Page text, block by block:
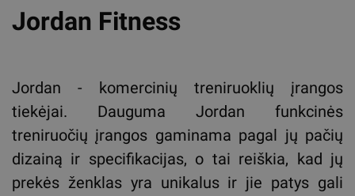
Jordan Fitness
Jordan - komercinių treniruoklių įrangos
tiekėjai. Dauguma Jordan funkcinės
treniruočių įrangos gaminama pagal jų pačių
dizainą ir specifikacijas, o tai reiškia, kad jų
prekės ženklas yra unikalus ir jie patys gali